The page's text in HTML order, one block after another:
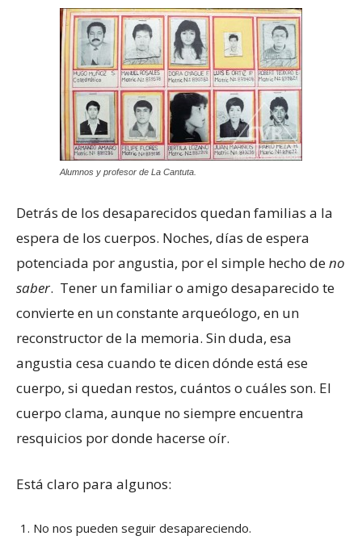
Alumnos y profesor de La Cantuta.
Detrás de los desaparecidos quedan familias a la
espera de los cuerpos. Noches, días de espera
potenciada por angustia, por el simple hecho deno
saber. Tener un familiar o amigo desaparecido te
convierte en un constante arqueólogo, en un
reconstructor de la memoria. Sin duda, esa
angustia cesa cuando te dicen dónde está ese
cuerpo, si quedan restos, cuántos o cuáles son. El
cuerpo clama, aunque no siempre encuentra
resquicios por donde hacerse oír.
Está claro para algunos:
No nos pueden seguir desapareciendo.